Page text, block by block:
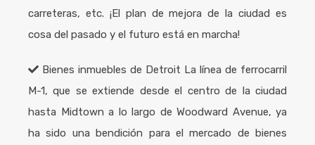
carreteras, etc. ¡El plan de mejora de la ciudad es
cosa del pasado y el futuro está en marcha!
Bienes inmuebles de Detroit La línea de ferrocarril
M-1, que se extiende desde el centro de la ciudad
hasta Midtown a lo largo de Woodward Avenue, ya
ha sido una bendición para el mercado de bienes